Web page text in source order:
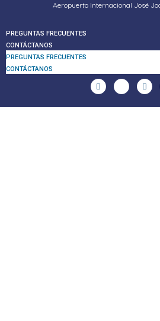
Aeropuerto Internacional José
PREGUNTAS FRECUENTES
CONTÁCTANOS
PREGUNTAS FRECUENTES
CONTÁCTANOS